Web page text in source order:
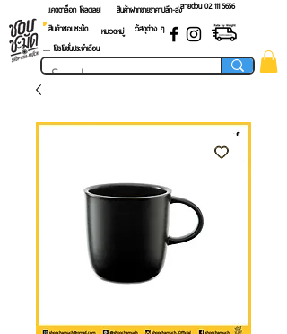
แคตตาล็อก โหลดเลย! สายด่วน 02 ​111 5656
สินค้าฝากขายราคาปลีก-ส่ง
สินค้าชอบชะมัด
หมวดหมู่
วัสดุต่าง ๆ
.... โปรโมชั่นประจำเดือน